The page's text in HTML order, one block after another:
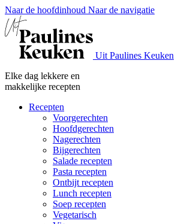
Naar de hoofdinhoud Naar de navigatie
Uit Paulines Keuken
Elke dag lekkere en
makkelijke recepten
Recepten
Voorgerechten
Hoofdgerechten
Nagerechten
Bijgerechten
Salade recepten
Pasta recepten
Ontbijt recepten
Lunch recepten
Soep recepten
Vegetarisch